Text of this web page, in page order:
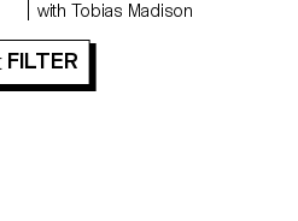
with Tobias Madison
FILTER